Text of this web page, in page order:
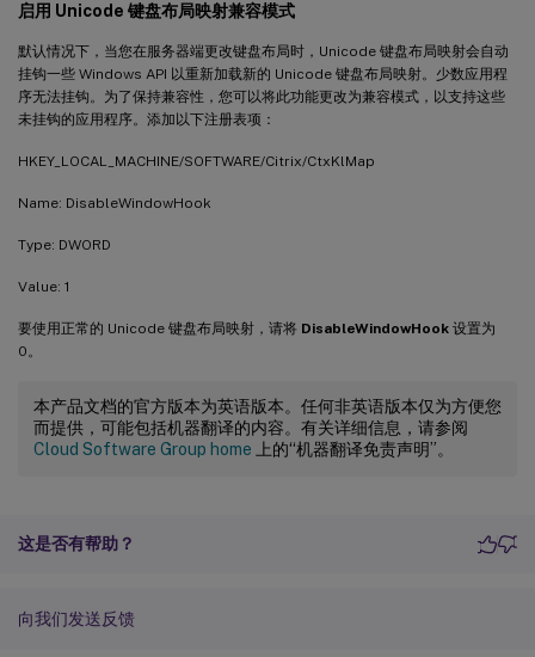
启用 Unicode 键盘布局映射兼容模式
默认情况下，当您在服务器端更改键盘布局时，Unicode 键盘布局映射会自动
挂钩一些 Windows API 以重新加载新的 Unicode 键盘布局映射。少数应用程
序无法挂钩。为了保持兼容性，您可以将此功能更改为兼容模式，以支持这些
未挂钩的应用程序。添加以下注册表项：
HKEY_LOCAL_MACHINE/SOFTWARE/Citrix/CtxKlMap
Name: DisableWindowHook
Type: DWORD
Value: 1
要使用正常的 Unicode 键盘布局映射，请将 DisableWindowHook 设置为
0。
本产品文档的官方版本为英语版本。任何非英语版本仅为方便您
而提供，可能包括机器翻译的内容。有关详细信息，请参阅
Cloud Software Group home 上的“机器翻译免责声明”。
这是否有帮助？
向我们发送反馈